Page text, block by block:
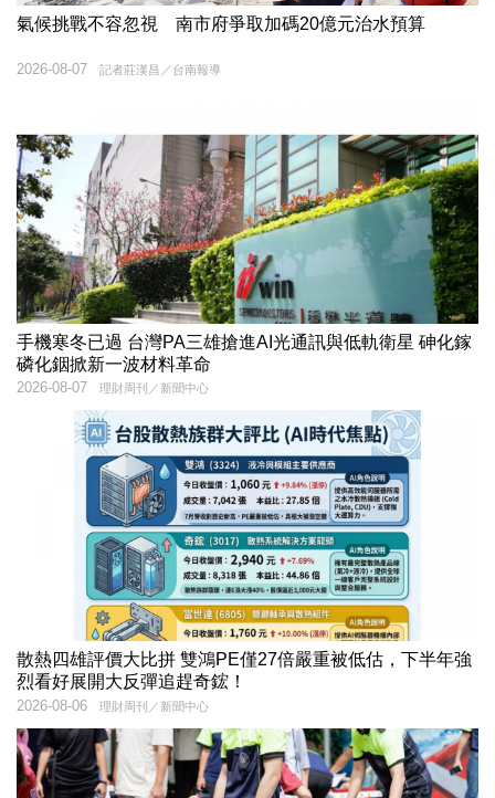
氣候挑戰不容忽視 南市府爭取加碼20億元治水預算
記者莊漢昌／台南報導
2026-08-07
手機寒冬已過 台灣PA三雄搶進AI光通訊與低軌衛星 砷化鎵
磷化銦掀新一波材料革命
理財周刊／新聞中心
2026-08-07
散熱四雄評價大比拼 雙鴻PE僅27倍嚴重被低估，下半年強
烈看好展開大反彈追趕奇鋐！
理財周刊／新聞中心
2026-08-06